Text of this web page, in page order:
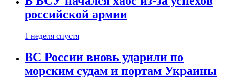
российской армии
1 неделя спустя
ВС России вновь ударили по
морским судам и портам Украины